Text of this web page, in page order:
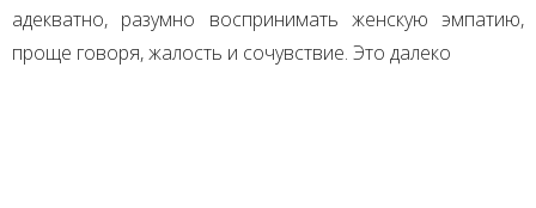
адекватно, разумно воспринимать женскую эмпатию,
проще говоря, жалость и сочувствие. Это далеко